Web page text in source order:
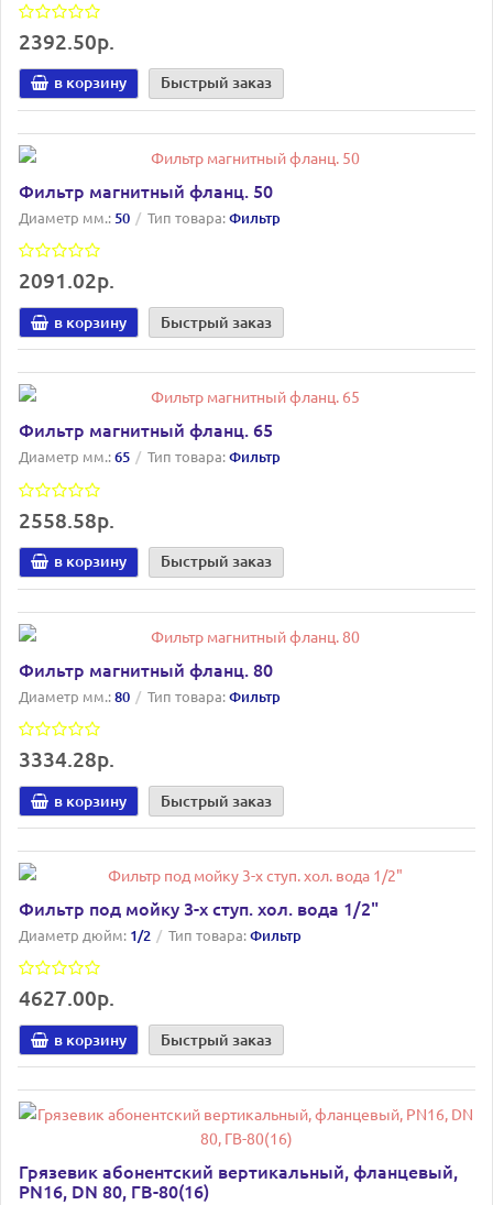
2392.50р.
в корзину Быстрый заказ
Фильтр магнитный фланц. 50
Диаметр мм.:50 Тип товара:Фильтр
2091.02р.
в корзину Быстрый заказ
Фильтр магнитный фланц. 65
Диаметр мм.:65 Тип товара:Фильтр
2558.58р.
в корзину Быстрый заказ
Фильтр магнитный фланц. 80
Диаметр мм.:80 Тип товара:Фильтр
3334.28р.
в корзину Быстрый заказ
Фильтр под мойку 3-х ступ. хол. вода 1/2"
Диаметр дюйм: 1/2 Тип товара:Фильтр
4627.00р.
в корзину Быстрый заказ
Грязевик абонентский вертикальный, фланцевый,
PN16, DN 80, ГВ-80(16)